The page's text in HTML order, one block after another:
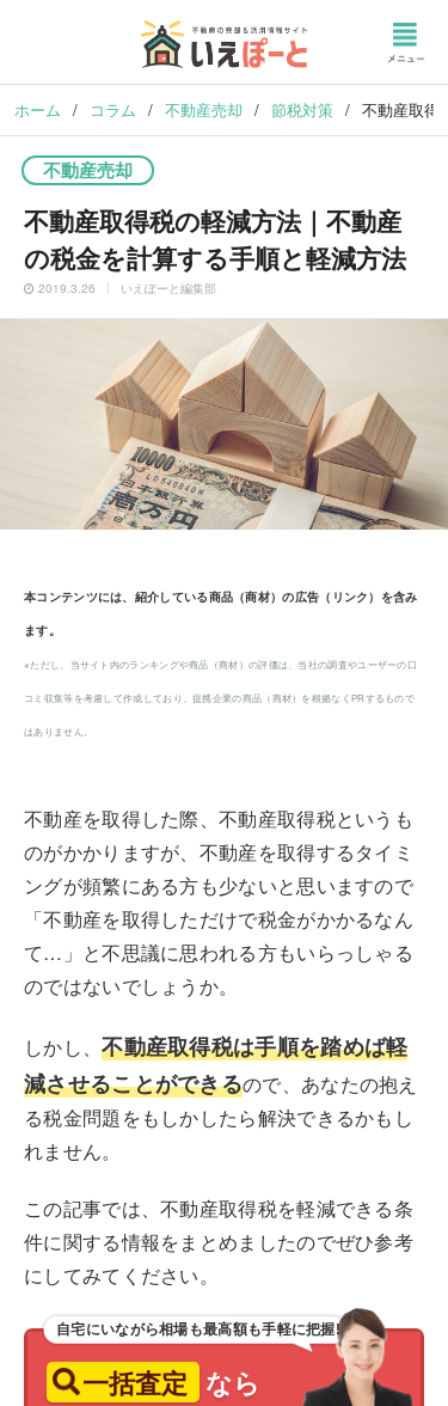
ホーム / コラム / 不動産売却 / 節税対策 / 不動産取得
不動産売却
不動産取得税の軽減方法｜不動産
の税金を計算する手順と軽減方法
2019.3.26 いえぽーと編集部
本コンテンツには、紹介している商品（商材）の広告（リンク）を含み
ます。
※ただし、当サイト内のランキングや商品（商材）の評価は、当社の調査やユーザーの口
コミ収集等を考慮して作成しており、提携企業の商品（商材）を根拠なくPRするもので
はありません。
不動産を取得した際、不動産取得税というも
のがかかりますが、不動産を取得するタイミ
ングが頻繁にある方も少ないと思いますので
「不動産を取得しただけで税金がかかるなん
て…」と不思議に思われる方もいらっしゃる
のではないでしょうか。
しかし、不動産取得税は手順を踏めば軽
減させることができるので、あなたの抱え
る税金問題をもしかしたら解決できるかもし
れません。
この記事では、不動産取得税を軽減できる条
件に関する情報をまとめましたのでぜひ参考
にしてみてください。
一括査定 なら
自宅にいながら相場も最高額も手軽に把握!